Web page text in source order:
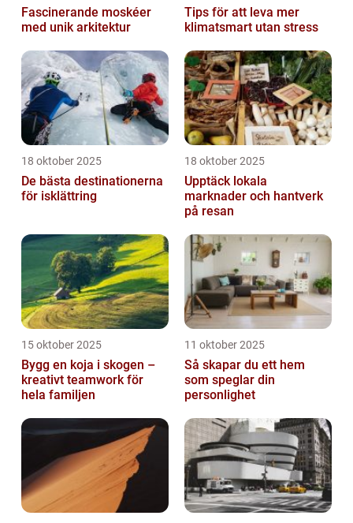
Fascinerande moskéer
med unik arkitektur
Tips för att leva mer
klimatsmart utan stress
18 oktober 2025
De bästa destinationerna
för isklättring
18 oktober 2025
Upptäck lokala
marknader och hantverk
på resan
15 oktober 2025
Bygg en koja i skogen –
kreativt teamwork för
hela familjen
11 oktober 2025
Så skapar du ett hem
som speglar din
personlighet